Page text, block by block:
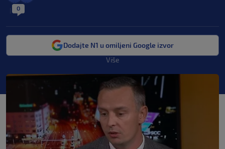
0
Dodajte N1 u omiljeni Google izvor
Više